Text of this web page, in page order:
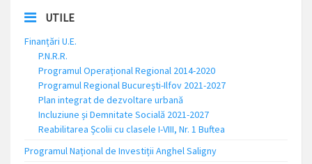
UTILE
Finanțări U.E.
P.N.R.R.
Programul Operațional Regional 2014-2020
Programul Regional București-Ilfov 2021-2027
Plan integrat de dezvoltare urbană
Incluziune și Demnitate Socială 2021-2027
Reabilitarea Școlii cu clasele I-VIII, Nr. 1 Buftea
Programul Național de Investiții Anghel Saligny